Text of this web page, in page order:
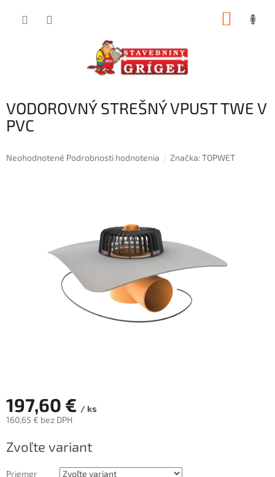
VODOROVNÝ STREŠNÝ VPUST TWE V
PVC
Priemerné
Neohodnotené Podrobnosti hodnotenia Značka:TOPWET
197,60 € / ks
160,65 € bez DPH
cena:
Zvoľte variant
Priemer